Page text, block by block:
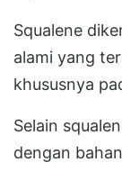
Squalene
alami yang
khususnya
Selain
dengan